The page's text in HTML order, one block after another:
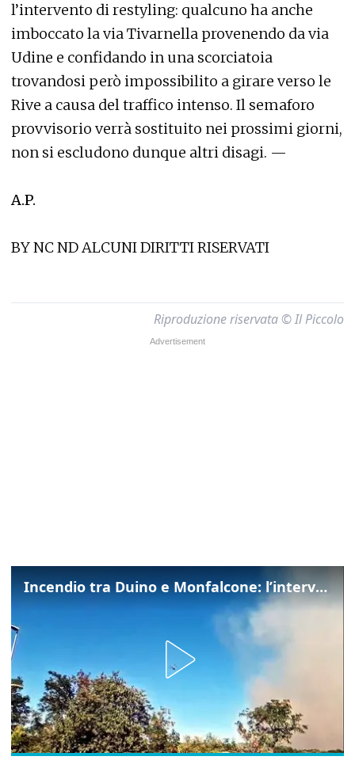
l’intervento di restyling: qualcuno ha anche
imboccato la via Tivarnella provenendo da via
Udine e confidando in una scorciatoia
trovandosi però impossibilito a girare verso le
Rive a causa del traffico intenso. Il semaforo
provvisorio verrà sostituito nei prossimi giorni,
non si escludono dunque altri disagi. —
A.P.
BY NC ND ALCUNI DIRITTI RISERVATI
Riproduzione riservata © Il Piccolo
Incendio tra Duino e Monfalcone: l’intervento dei vigili del fuoco